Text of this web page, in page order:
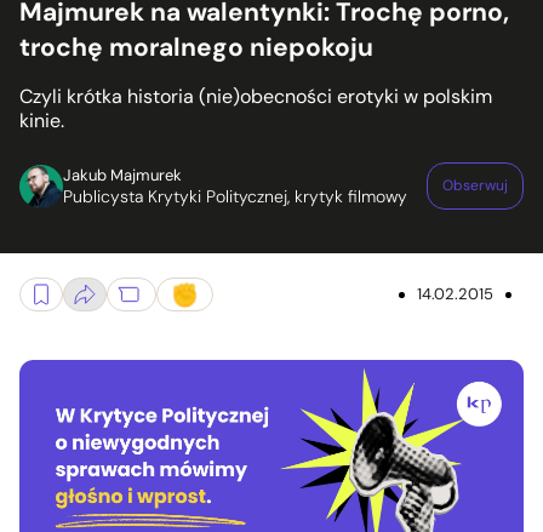
Majmurek na walentynki: Trochę porno,
trochę moralnego niepokoju
Czyli krótka historia (nie)obecności erotyki w polskim
kinie.
Jakub Majmurek
Publicysta Krytyki Politycznej, krytyk filmowy Obserwuj
14.02.2015